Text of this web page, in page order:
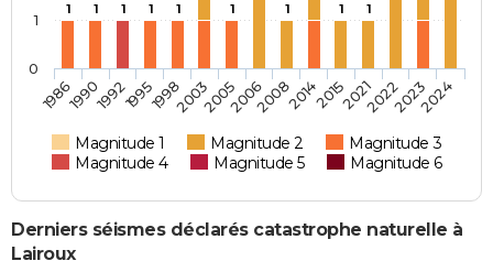
1 1 1 1 1 1 1 1 1
Magnitude 1 Magnitude 2
Magnitude 3
Magnitude 4
Magnitude 5 Magnitude 6
198619901992199519982003200520062008201420152021202220232024
0
1
Derniers séismes déclarés catastrophe naturelle à
Lairoux